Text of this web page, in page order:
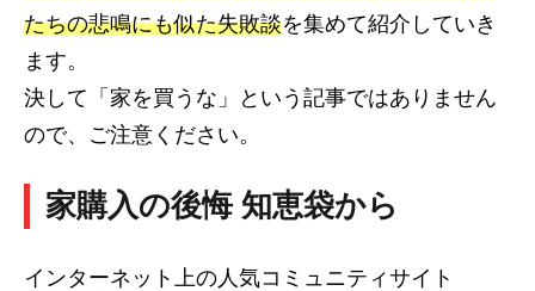
たちの悲鳴にも似た失敗談を集めて紹介していき
ます。
決して「家を買うな」という記事ではありません
ので、ご注意ください。
家購入の後悔 知恵袋から
インターネット上の人気コミュニティサイト